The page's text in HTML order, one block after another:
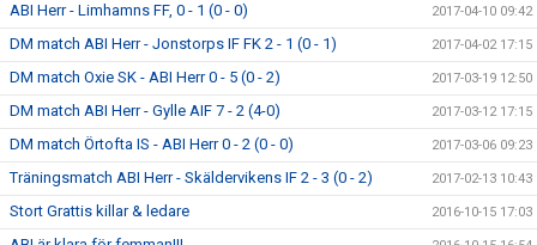
ABI Herr - Limhamns FF, 0 - 1 (0 - 0) 2017-04-10 09:42
DM match ABI Herr - Jonstorps IF FK 2 - 1 (0 - 1) 2017-04-02 17:15
DM match Oxie SK - ABI Herr 0 - 5 (0 - 2) 2017-03-19 12:50
DM match ABI Herr - Gylle AIF 7 - 2 (4-0) 2017-03-12 17:15
DM match Örtofta IS - ABI Herr 0 - 2 (0 - 0) 2017-03-06 09:23
Träningsmatch ABI Herr - Skäldervikens IF 2 - 3 (0 - 2) 2017-02-13 10:43
Stort Grattis killar & ledare 2016-10-15 17:03